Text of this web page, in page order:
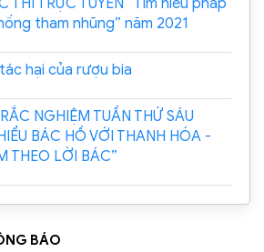
THI TRỰC TUYẾN “Tìm hiểu pháp
tham nhũng” năm 2021
hại của rượu bia
NGHIỆM TUẦN THỨ SÁU
BÁC HỒ VỚI THANH HÓA -
THEO LỜI BÁC”
BÁO